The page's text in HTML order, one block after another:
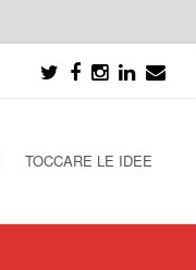
TOCCARE LE IDEE